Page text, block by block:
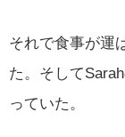
それで食事が運
た。そして
っていた。